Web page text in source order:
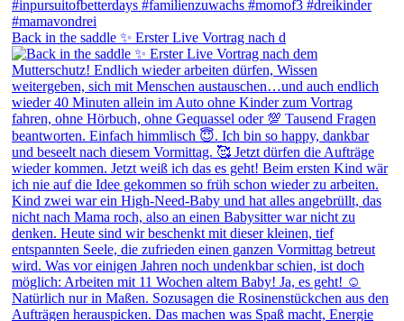
Back in the saddle ✨ Erster Live Vortrag nach d